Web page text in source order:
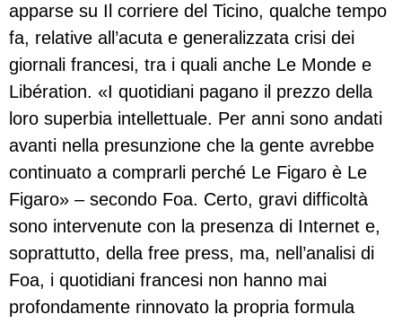
apparse su Il corriere del Ticino, qualche tempo
fa, relative all’acuta e generalizzata crisi dei
giornali francesi, tra i quali anche Le Monde e
Libération. «I quotidiani pagano il prezzo della
loro superbia intellettuale. Per anni sono andati
avanti nella presunzione che la gente avrebbe
continuato a comprarli perché Le Figaro è Le
Figaro» – secondo Foa. Certo, gravi difficoltà
sono intervenute con la presenza di Internet e,
soprattutto, della free press, ma, nell’analisi di
Foa, i quotidiani francesi non hanno mai
profondamente rinnovato la propria formula